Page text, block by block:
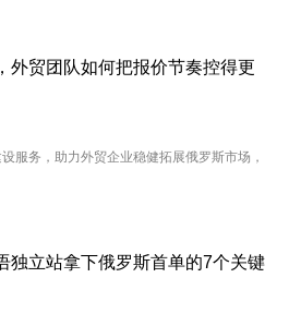
外贸团队如何把报价节奏控得更
服务，助力外贸企业稳健拓展俄罗斯市场，
独立站拿下俄罗斯首单的7个关键